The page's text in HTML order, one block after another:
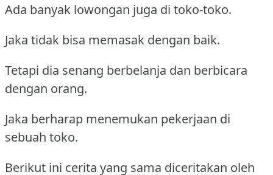
Ada banyak lowongan juga di toko-toko.
Jaka tidak bisa memasak dengan baik.
Tetapi dia senang berbelanja dan berbicara
dengan orang.
Jaka berharap menemukan pekerjaan di
sebuah toko.
Berikut ini cerita yang sama diceritakan oleh